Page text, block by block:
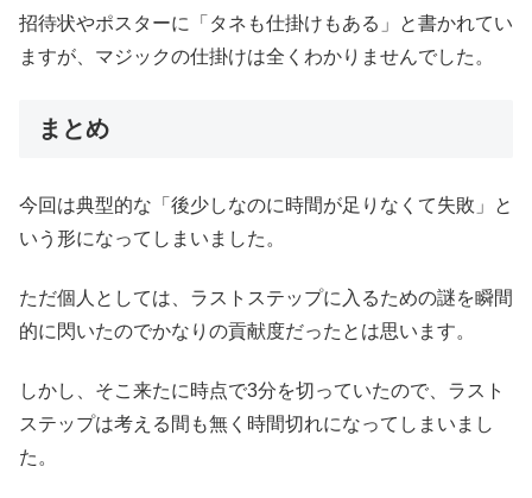
招待状やポスターに「タネも仕掛けもある」と書かれてい
ますが、マジックの仕掛けは全くわかりませんでした。
まとめ
今回は典型的な「後少しなのに時間が足りなくて失敗」と
いう形になってしまいました。
ただ個人としては、ラストステップに入るための謎を瞬間
的に閃いたのでかなりの貢献度だったとは思います。
しかし、そこ来たに時点で3分を切っていたので、ラスト
ステップは考える間も無く時間切れになってしまいまし
た。